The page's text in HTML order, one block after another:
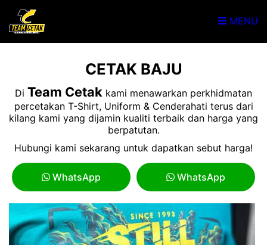
MENU
CETAK BAJU
Di Team Cetak kami menawarkan perkhidmatan
percetakan T-Shirt, Uniform & Cenderahati terus dari
kilang kami yang dijamin kualiti terbaik dan harga yang
berpatutan.
Hubungi kami sekarang untuk dapatkan sebut harga!
WhatsApp WhatsApp